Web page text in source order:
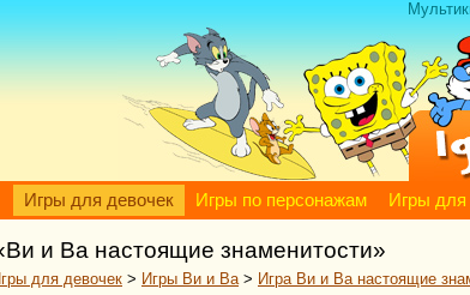
Игры для девочек Игры по персонажам Игры для
и Ва настоящие знаменитости»
для девочек > Игры Ви и Ва> Игра Ви и Ва настоящие